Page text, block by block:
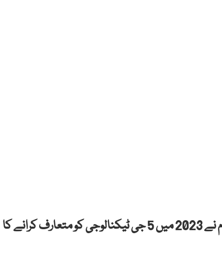
اسلام آباد: وزارت انفارمیشن ٹیکنالوجی اور ٹیلی کام نے 2023 میں 5 جی ٹیکنالوجی کو متعارف کرانے کا